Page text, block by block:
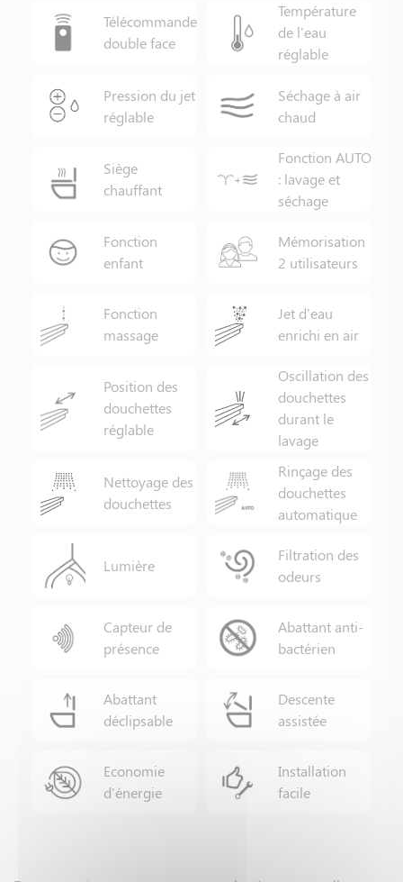
Télécommande
double face
Température
de l'eau
réglable
Pression du jet
réglable
Séchage à air
chaud
Siège
chauffant
Fonction AUTO
: lavage et
séchage
Fonction
enfant
Mémorisation
2 utilisateurs
Fonction
massage
Jet d'eau
enrichi en air
Position des
douchettes
réglable
Oscillation des
douchettes
durant le
lavage
Nettoyage des
douchettes
Rinçage des
douchettes
automatique
Lumière
Filtration des
odeurs
Capteur de
présence
Abattant anti-
bactérien
Abattant
déclipsable
Descente
assistée
Economie
d'énergie
Installation
facile